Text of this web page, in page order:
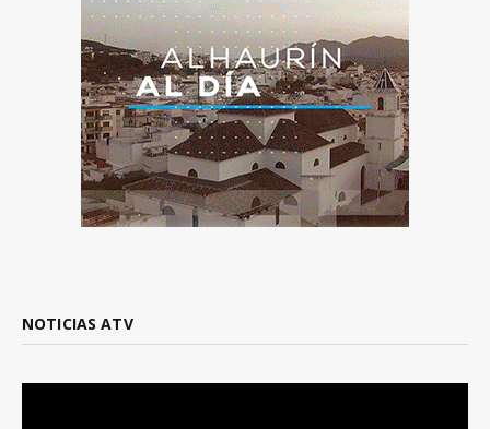
NOTICIAS ATV